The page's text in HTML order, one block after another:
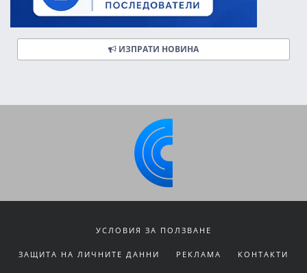
ИЗПРАТИ НОВИНА
УСЛОВИЯ ЗА ПОЛЗВАНЕ
ЗАЩИТА НА ЛИЧНИТЕ ДАННИ РЕКЛАМА КОНТАКТИ